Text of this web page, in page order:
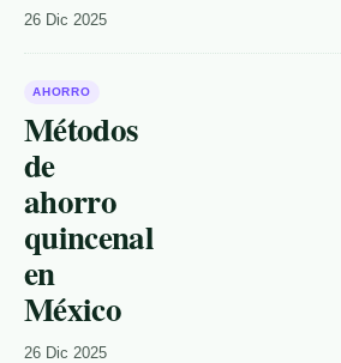
26 Dic 2025
AHORRO
Métodos
de
ahorro
quincenal
en
México
26 Dic 2025